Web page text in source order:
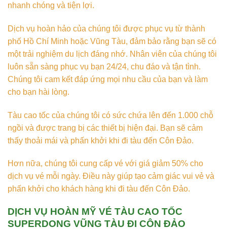
nhanh chóng và tiện lợi.
Dịch vụ hoàn hảo của chúng tôi được phục vụ từ thành
phố Hồ Chí Minh hoặc Vũng Tàu, đảm bảo rằng bạn sẽ có
một trải nghiệm du lịch đáng nhớ. Nhân viên của chúng tôi
luôn sẵn sàng phục vụ bạn 24/24, chu đáo và tận tình.
Chúng tôi cam kết đáp ứng mọi nhu cầu của bạn và làm
cho bạn hài lòng.
Tàu cao tốc của chúng tôi có sức chứa lên đến 1.000 chỗ
ngồi và được trang bị các thiết bị hiện đại. Bạn sẽ cảm
thấy thoải mái và phấn khởi khi đi tàu đến Côn Đảo.
Hơn nữa, chúng tôi cung cấp vé với giá giảm 50% cho
dịch vụ vé mỗi ngày. Điều này giúp tạo cảm giác vui vẻ và
phấn khởi cho khách hàng khi đi tàu đến Côn Đảo.
DỊCH VỤ HOÀN MỸ VÉ TÀU CAO TỐC
SUPERDONG VŨNG TÀU ĐI CÔN ĐẢO